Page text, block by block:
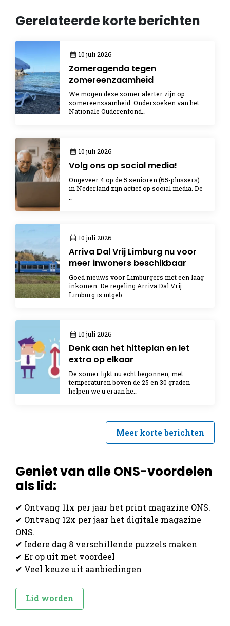
Gerelateerde korte berichten
10 juli 2026
Zomeragenda tegen
zomereenzaamheid
We mogen deze zomer alerter zijn op
zomereenzaamheid. Onderzoeken van het
Nationale Ouderenfond…
10 juli 2026
Volg ons op social media!
Ongeveer 4 op de 5 senioren (65-plussers)
in Nederland zijn actief op social media. De
10 juli 2026
Arriva Dal Vrij Limburg nu voor
meer inwoners beschikbaar
Goed nieuws voor Limburgers met een laag
inkomen. De regeling Arriva Dal Vrij
Limburg is uitgeb…
10 juli 2026
Denk aan het hitteplan en let
extra op elkaar
De zomer lijkt nu echt begonnen, met
temperaturen boven de 25 en 30 graden
helpen we u eraan he…
Meer korte berichten
Geniet van alle ONS-voordelen
als lid:
✔ Ontvang 11x per jaar het print magazine ONS.
✔ Ontvang 12x per jaar het digitale magazine
ONS.
✔ Iedere dag 8 verschillende puzzels maken
✔ Er op uit met voordeel
✔ Veel keuze uit aanbiedingen
Lid worden